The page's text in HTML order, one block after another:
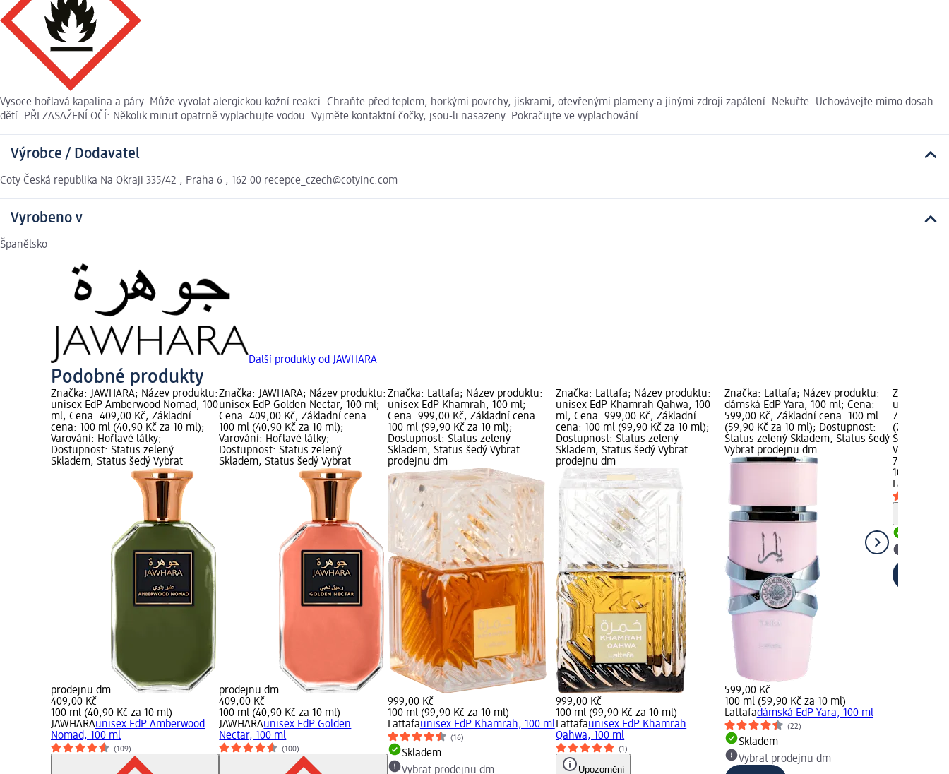
Vysoce hořlavá kapalina a páry. Může vyvolat alergickou kožní reakci. Chraňte před teplem, horkými povrchy, jiskrami, otevřenými plameny a jinými zdroji zapálení. Nekuřte. Uchovávejte mimo dosah
dětí. PŘI ZASAŽENÍ OČÍ: Několik minut opatrně vyplachujte vodou. Vyjměte kontaktní čočky, jsou-li nasazeny. Pokračujte ve vyplachování.
Výrobce / Dodavatel
Coty Česká republika Na Okraji 335/42 , Praha 6 , 162 00 recepce_czech@cotyinc.com
Vyrobeno v
Španělsko
Další produkty od JAWHARA
Podobné produkty
Značka: JAWHARA; Název produktu:
unisex EdP Amberwood Nomad, 100
ml; Cena: 409,00 Kč; Základní
cena: 100 ml (40,90 Kč za 10 ml);
Varování: Hořlavé látky;
Dostupnost: Status zelený
Skladem, Status šedý Vybrat
prodejnu dm
409,00 Kč
100 ml (40,90 Kč za 10 ml)
JAWHARAunisex EdP Amberwood
Nomad, 100 ml
(109)
Značka: JAWHARA; Název produktu:
unisex EdP Golden Nectar, 100 ml;
Cena: 409,00 Kč; Základní cena:
100 ml (40,90 Kč za 10 ml);
Varování: Hořlavé látky;
Dostupnost: Status zelený
Skladem, Status šedý Vybrat
prodejnu dm
409,00 Kč
100 ml (40,90 Kč za 10 ml)
JAWHARAunisex EdP Golden
Nectar, 100 ml
(100)
Značka: Lattafa; Název produktu:
unisex EdP Khamrah, 100 ml;
Cena: 999,00 Kč; Základní cena:
100 ml (99,90 Kč za 10 ml);
Dostupnost: Status zelený
Skladem, Status šedý Vybrat
prodejnu dm
999,00 Kč
100 ml (99,90 Kč za 10 ml)
Lattafaunisex EdP Khamrah, 100 ml
(16)
Skladem
Vybrat prodejnu dm
Značka: Lattafa; Název produktu:
unisex EdP Khamrah Qahwa, 100
ml; Cena: 999,00 Kč; Základní
cena: 100 ml (99,90 Kč za 10 ml);
Dostupnost: Status zelený
Skladem, Status šedý Vybrat
prodejnu dm
999,00 Kč
100 ml (99,90 Kč za 10 ml)
Lattafaunisex EdP Khamrah
Qahwa, 100 ml
(1)
Upozornění
Značka: Lattafa; Název produktu:
dámská EdP Yara, 100 ml; Cena:
599,00 Kč; Základní cena: 100 ml
(59,90 Kč za 10 ml); Dostupnost:
Status zelený Skladem, Status šedý
Vybrat prodejnu dm
599,00 Kč
100 ml (59,90 Kč za 10 ml)
Lattafadámská EdP Yara, 100 ml
(22)
Skladem
Vybrat prodejnu dm
Značka:
unisex EdP
799,00 Kč;
(79,90 Kč
Status
Vybrat
799,00 Kč
100 ml
Lattafa